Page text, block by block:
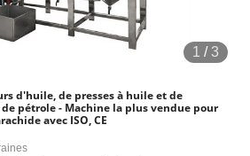
1 /3
d'huile, de presses à huile et de
pétrole - Machine la plus vendue pour
avec ISO, CE